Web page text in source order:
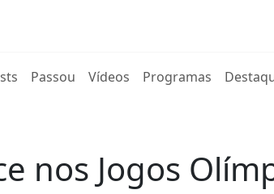
Passou Vídeos Programas
nos Jogos